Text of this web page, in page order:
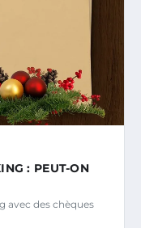
: PEUT-ON
avec des chèques